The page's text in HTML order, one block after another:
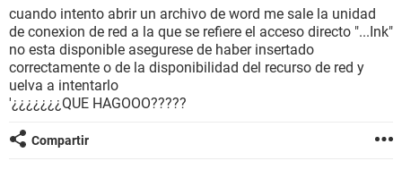
cuando intento abrir un archivo de word me sale la unidad
de conexion de red a la que se refiere el acceso directo "...Ink"
no esta disponible asegurese de haber insertado
correctamente o de la disponibilidad del recurso de red y
uelva a intentarlo
'¿¿¿¿¿¿¿QUE HAGOOO?????
Compartir